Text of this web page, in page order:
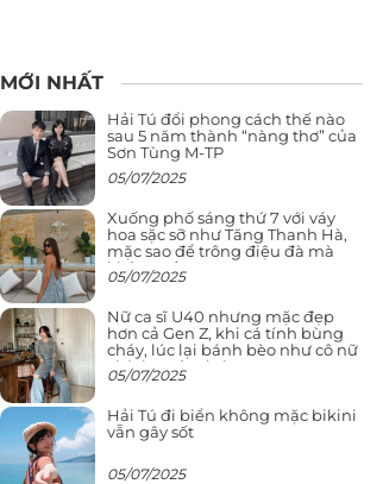
MỚI NHẤT
Hải Tú đổi phong cách thế nào
sau 5 năm thành “nàng thơ” của
Sơn Tùng M-TP
05/07/2025
Xuống phố sáng thứ 7 với váy
hoa sặc sỡ như Tăng Thanh Hà,
mặc sao để trông điệu đà mà
không sến
05/07/2025
Nữ ca sĩ U40 nhưng mặc đẹp
hơn cả Gen Z, khi cá tính bùng
cháy, lúc lại bánh bèo như cô nữ
chính ngôn tình
05/07/2025
Hải Tú đi biển không mặc bikini
vẫn gây sốt
05/07/2025